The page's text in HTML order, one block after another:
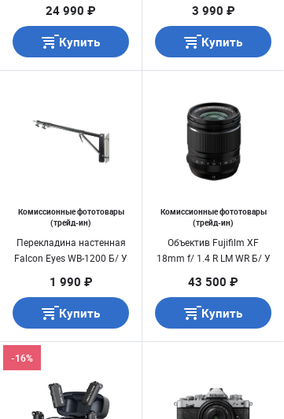
24 990 ₽
Купить
3 990 ₽
Купить
Комиссионные фототовары
(трейд-ин)
Перекладина настенная
Falcon Eyes WB-1200 Б/ У
1 990 ₽
Купить
Комиссионные фототовары
(трейд-ин)
Объектив Fujifilm XF
18mm f/ 1.4 R LM WR Б/ У
43 500 ₽
Купить
-16%